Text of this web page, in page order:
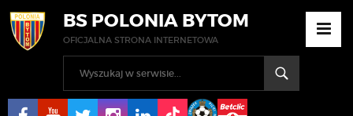
BS POLONIA BYTOM
OFICJALNA STRONA INTERNETOWA